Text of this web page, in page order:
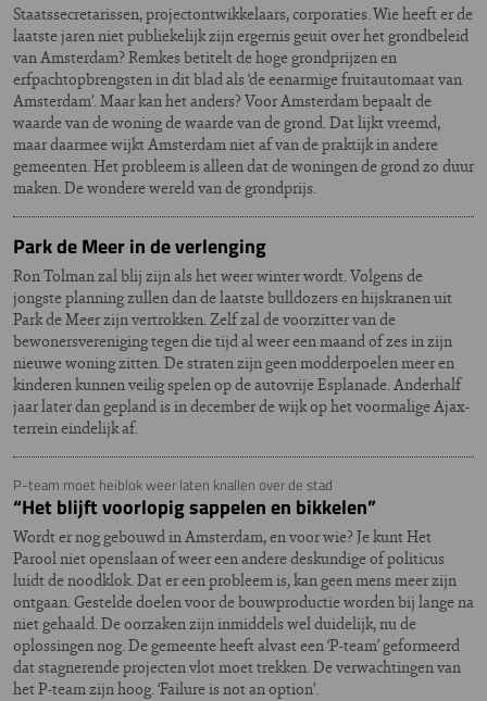
Staatssecretarissen, projectontwikkelaars, corporaties. Wie heeft er de
laatste jaren niet publiekelijk zijn ergernis geuit over het grondbeleid
van Amsterdam? Remkes betitelt de hoge grondprijzen en
erfpachtopbrengsten in dit blad als ‘de eenarmige fruitautomaat van
Amsterdam’. Maar kan het anders? Voor Amsterdam bepaalt de
waarde van de woning de waarde van de grond. Dat lijkt vreemd,
maar daarmee wijkt Amsterdam niet af van de praktijk in andere
gemeenten. Het probleem is alleen dat de woningen de grond zo duur
maken. De wondere wereld van de grondprijs.
Park de Meer in de verlenging
Ron Tolman zal blij zijn als het weer winter wordt. Volgens de
jongste planning zullen dan de laatste bulldozers en hijskranen uit
Park de Meer zijn vertrokken. Zelf zal de voorzitter van de
bewonersvereniging tegen die tijd al weer een maand of zes in zijn
nieuwe woning zitten. De straten zijn geen modderpoelen meer en
kinderen kunnen veilig spelen op de autovrije Esplanade. Anderhalf
jaar later dan gepland is in december de wijk op het voormalige Ajax-
terrein eindelijk af.
P-team moet heiblok weer laten knallen over de stad
“Het blijft voorlopig sappelen en bikkelen”
Wordt er nog gebouwd in Amsterdam, en voor wie? Je kunt Het
Parool niet openslaan of weer een andere deskundige of politicus
luidt de noodklok. Dat er een probleem is, kan geen mens meer zijn
ontgaan. Gestelde doelen voor de bouwproductie worden bij lange na
niet gehaald. De oorzaken zijn inmiddels wel duidelijk, nu de
oplossingen nog. De gemeente heeft alvast een ‘P-team’ geformeerd
dat stagnerende projecten vlot moet trekken. De verwachtingen van
het P-team zijn hoog. ‘Failure is not an option’.